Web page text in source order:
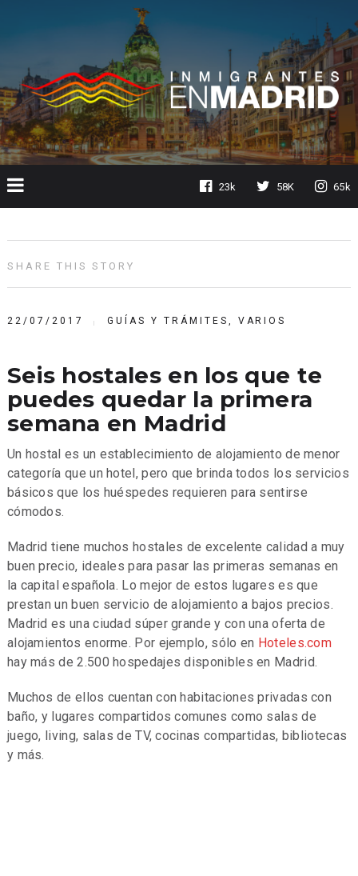
23k 58K 65k
SHARE THIS STORY
22/07/2017 GUÍAS Y TRÁMITES , VARIOS
Seis hostales en los que te
puedes quedar la primera
semana en Madrid
Un hostal es un establecimiento de alojamiento de menor
categoría que un hotel, pero que brinda todos los servicios
básicos que los huéspedes requieren para sentirse
cómodos.
Madrid tiene muchos hostales de excelente calidad a muy
buen precio, ideales para pasar las primeras semanas en
la capital española. Lo mejor de estos lugares es que
prestan un buen servicio de alojamiento a bajos precios.
Madrid es una ciudad súper grande y con una oferta de
alojamientos enorme. Por ejemplo, sólo en Hoteles.com
hay más de 2.500 hospedajes disponibles en Madrid.
Muchos de ellos cuentan con habitaciones privadas con
baño, y lugares compartidos comunes como salas de
juego, living, salas de TV, cocinas compartidas, bibliotecas
y más.